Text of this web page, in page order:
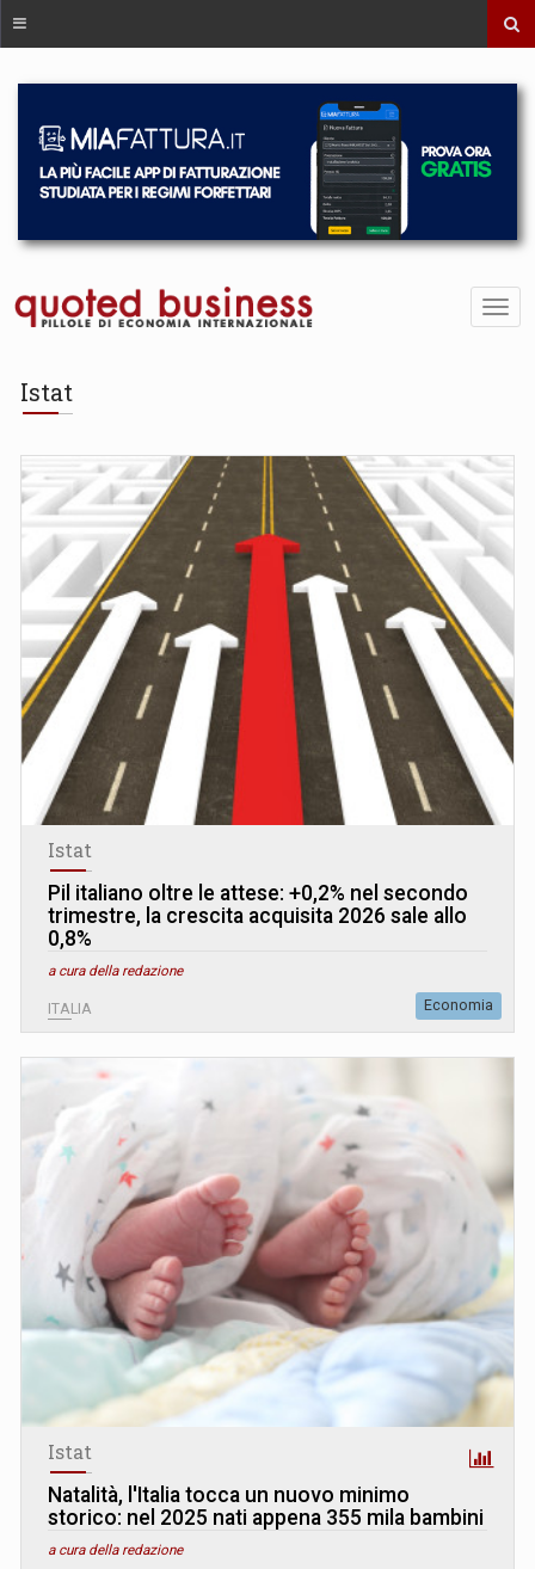
Istat
Istat
Pil italiano oltre le attese: +0,2% nel secondo
trimestre, la crescita acquisita 2026 sale allo
0,8%
a cura della redazione
ITALIA Economia
Istat
Natalità, l'Italia tocca un nuovo minimo
storico: nel 2025 nati appena 355 mila bambini
a cura della redazione